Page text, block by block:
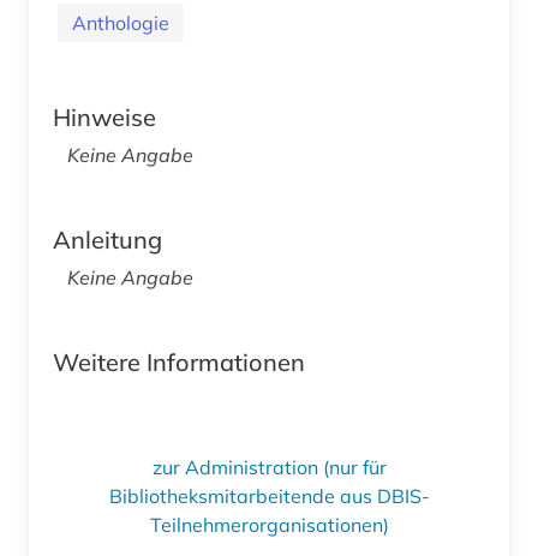
Anthologie
Hinweise
Keine Angabe
Anleitung
Keine Angabe
Weitere Informationen
zur Administration (nur für
Bibliotheksmitarbeitende aus DBIS-
Teilnehmerorganisationen)